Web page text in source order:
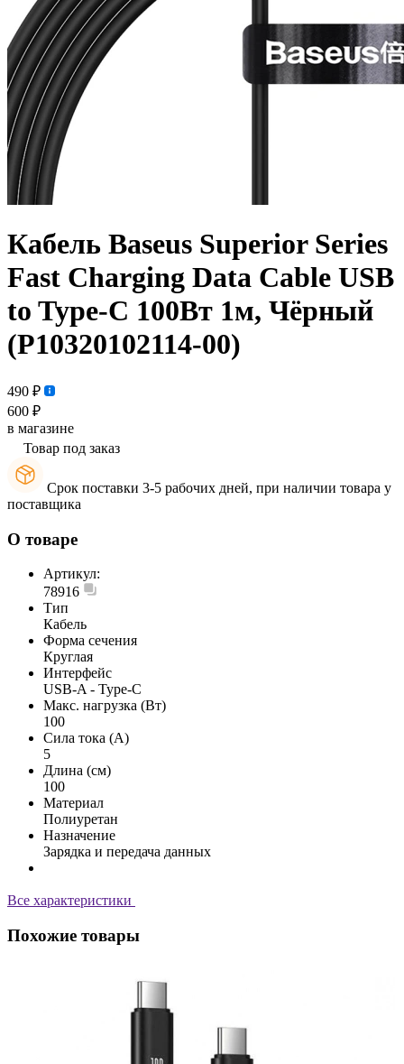
Кабель Baseus Superior Series
Fast Charging Data Cable USB
to Type-C 100Вт 1м, Чёрный
(P10320102114-00)
490 ₽
600 ₽
в магазине
Товар под заказ
Срок поставки 3-5 рабочих дней, при наличии товара у
поставщика
О товаре
Артикул:
78916
Тип
Кабель
Форма сечения
Круглая
Интерфейс
USB-A - Type-C
Макс. нагрузка (Вт)
100
Сила тока (А)
5
Длина (см)
100
Материал
Полиуретан
Назначение
Зарядка и передача данных
Все характеристики
Похожие товары